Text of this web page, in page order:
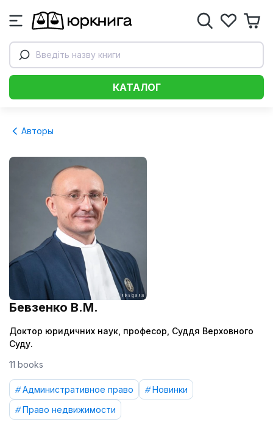
Введіть назву книги
КАТАЛОГ
Авторы
Бевзенко В.М.
Доктор юридичних наук, професор, Суддя Верховного
Суду.
11 books
Административное право
Новинки
Право недвижимости